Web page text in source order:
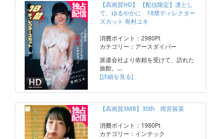
【高画質HD】 【配信限定】凛とし
て、ゆるやかに 18禁ディレクター
ズカット 有村ユキ
消費ポイント：2980Pt
カテゴリー：アースダイバー
派遣会社より依頼を受けて、訪れた
旅館。…
[詳細を見る]
【高画質3MB】30th 雨宮留菜
消費ポイント：1980Pt
カテゴリー：インテック